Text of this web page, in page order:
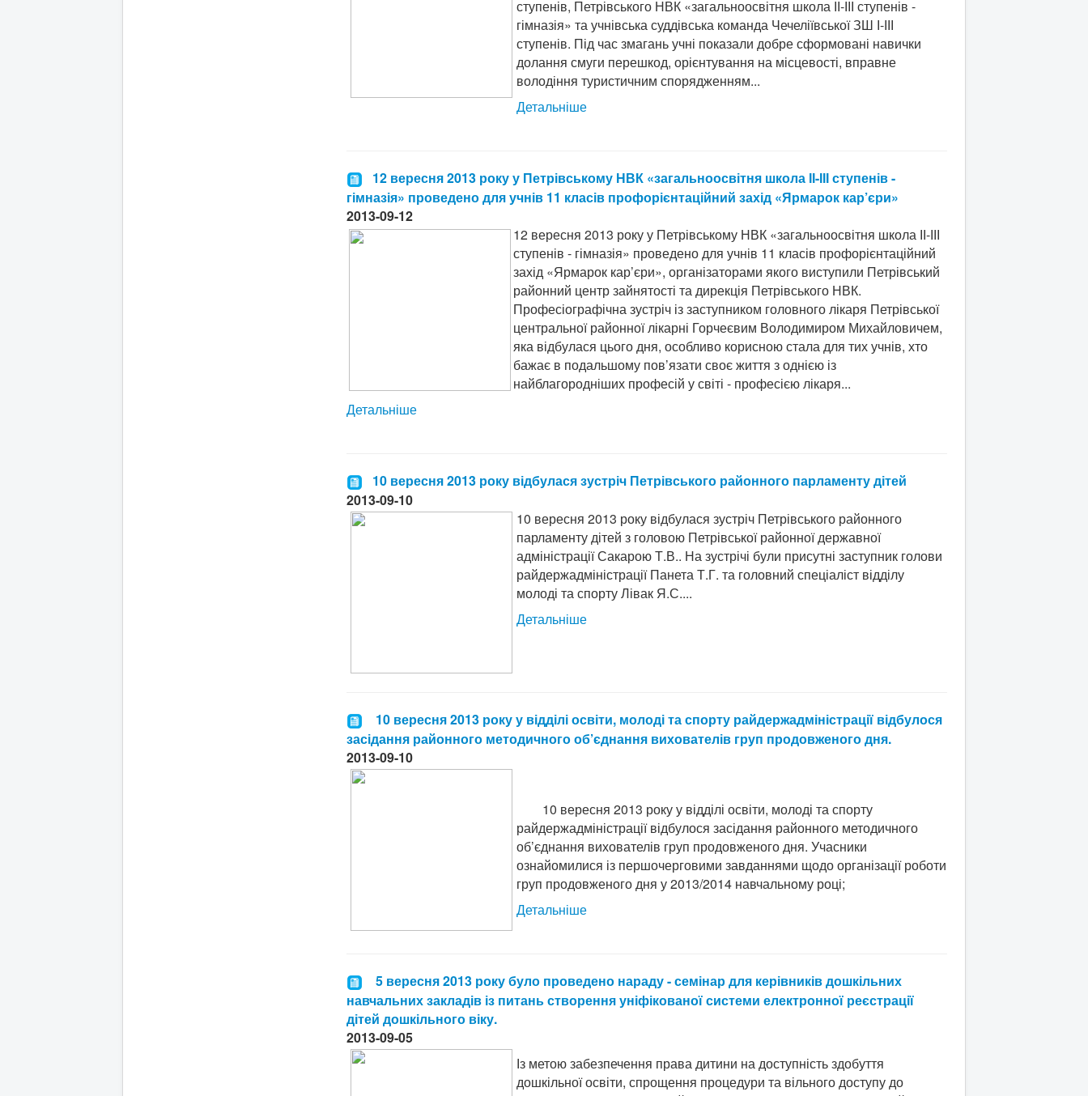
ступенів, Петрівського НВК «загальноосвітня школа ІІ-ІІІ ступенів -
гімназія» та учнівська суддівська команда Чечеліївської ЗШ І-ІІІ
ступенів. Під час змагань учні показали добре сформовані навички
долання смуги перешкод, орієнтування на місцевості, вправне
володіння туристичним спорядженням...
Детальніше
12 вересня 2013 року у Петрівському НВК «загальноосвітня школа ІІ-ІІІ ступенів -
гімназія» проведено для учнів 11 класів профорієнтаційний захід «Ярмарок кар’єри»
2013-09-12
12 вересня 2013 року у Петрівському НВК «загальноосвітня школа ІІ-ІІІ
ступенів - гімназія» проведено для учнів 11 класів профорієнтаційний
захід «Ярмарок кар’єри», організаторами якого виступили Петрівський
районний центр зайнятості та дирекція Петрівського НВК.
Професіографічна зустріч із заступником головного лікаря Петрівської
центральної районної лікарні Горчеєвим Володимиром Михайловичем,
яка відбулася цього дня, особливо корисною стала для тих учнів, хто
бажає в подальшому пов’язати своє життя з однією із
найблагородніших професій у світі - професією лікаря...
Детальніше
10 вересня 2013 року відбулася зустріч Петрівського районного парламенту дітей
2013-09-10
10 вересня 2013 року відбулася зустріч Петрівського районного
парламенту дітей з головою Петрівської районної державної
адміністрації Сакарою Т.В.. На зустрічі були присутні заступник голови
райдержадміністрації Панета Т.Г. та головний спеціаліст відділу
молоді та спорту Лівак Я.С....
Детальніше
10 вересня 2013 року у відділі освіти, молоді та спорту райдержадміністрації відбулося
засідання районного методичного об’єднання вихователів груп продовженого дня.
2013-09-10
10 вересня 2013 року у відділі освіти, молоді та спорту
райдержадміністрації відбулося засідання районного методичного
об’єднання вихователів груп продовженого дня. Учасники
ознайомилися із першочерговими завданнями щодо організації роботи
груп продовженого дня у 2013/2014 навчальному році;
Детальніше
5 вересня 2013 року було проведено нараду - семінар для керівників дошкільних
навчальних закладів із питань створення уніфікованої системи електронної реєстрації
дітей дошкільного віку.
2013-09-05
Із метою забезпечення права дитини на доступність здобуття
дошкільної освіти, спрощення процедури та вільного доступу до